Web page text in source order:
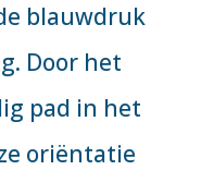
blauwdruk
Door het
pad in het
oriëntatie